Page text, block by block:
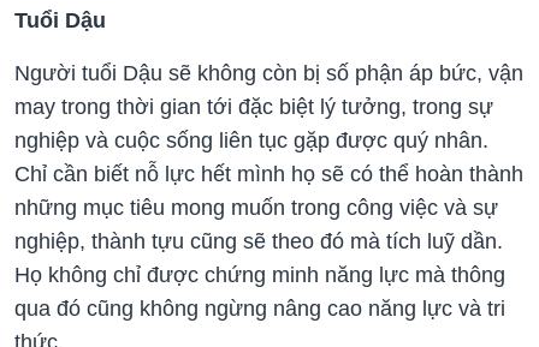
Tuổi Dậu
Người tuổi Dậu sẽ không còn bị số phận áp bức, vận
may trong thời gian tới đặc biệt lý tưởng, trong sự
nghiệp và cuộc sống liên tục gặp được quý nhân.
Chỉ cần biết nỗ lực hết mình họ sẽ có thể hoàn thành
những mục tiêu mong muốn trong công việc và sự
nghiệp, thành tựu cũng sẽ theo đó mà tích luỹ dần.
Họ không chỉ được chứng minh năng lực mà thông
qua đó cũng không ngừng nâng cao năng lực và tri
thức.